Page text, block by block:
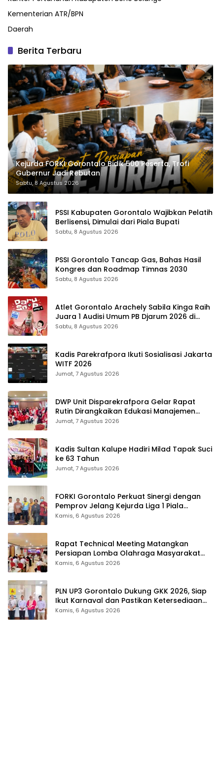
Kementerian ATR/BPN
Daerah
Berita Terbaru
Kejurda FORKI Gorontalo Bidik 500 Peserta, Trofi
Gubernur Jadi Rebutan
Sabtu, 8 Agustus 2026
PSSI Kabupaten Gorontalo Wajibkan Pelatih
Berlisensi, Dimulai dari Piala Bupati
Sabtu, 8 Agustus 2026
PSSI Gorontalo Tancap Gas, Bahas Hasil
Kongres dan Roadmap Timnas 2030
Sabtu, 8 Agustus 2026
Atlet Gorontalo Arachely Sabila Kinga Raih
Juara 1 Audisi Umum PB Djarum 2026 di
Makassar
Sabtu, 8 Agustus 2026
Kadis Parekrafpora Ikuti Sosialisasi Jakarta
WITF 2026
Jumat, 7 Agustus 2026
DWP Unit Disparekrafpora Gelar Rapat
Rutin Dirangkaikan Edukasi Manajemen
Stres
Jumat, 7 Agustus 2026
Kadis Sultan Kalupe Hadiri Milad Tapak Suci
ke 63 Tahun
Jumat, 7 Agustus 2026
FORKI Gorontalo Perkuat Sinergi dengan
Pemprov Jelang Kejurda Liga 1 Piala
Gubernur 2026
Kamis, 6 Agustus 2026
Rapat Technical Meeting Matangkan
Persiapan Lomba Olahraga Masyarakat
Tingkat Provinsi Gorontalo
Kamis, 6 Agustus 2026
PLN UP3 Gorontalo Dukung GKK 2026, Siap
Ikut Karnaval dan Pastikan Ketersediaan
Listrik
Kamis, 6 Agustus 2026